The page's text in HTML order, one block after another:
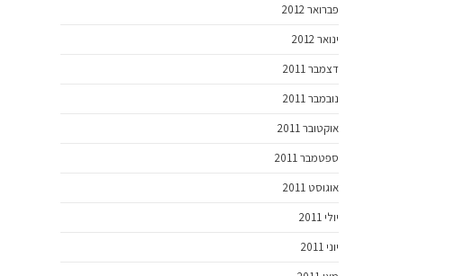
פברואר 2012
ינואר 2012
דצמבר 2011
נובמבר 2011
אוקטובר 2011
ספטמבר 2011
אוגוסט 2011
יולי 2011
יוני 2011